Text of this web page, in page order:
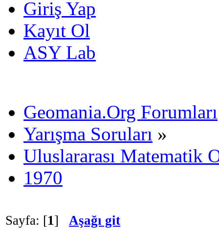
Giriş Yap
Kayıt Ol
ASY Lab
Geomania.Org Forumları
Yarışma Soruları »
Uluslararası Matematik
1970
Sayfa: [1] Aşağı git